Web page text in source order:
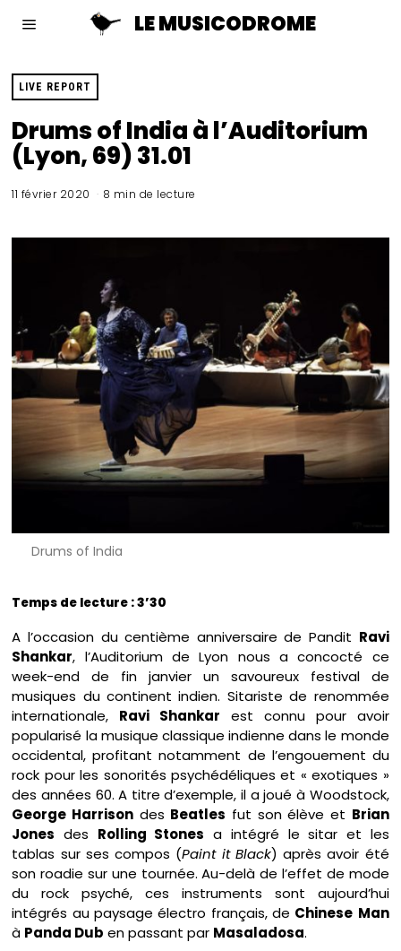
LE MUSICODROME
LIVE REPORT
Drums of India à l’Auditorium
(Lyon, 69) 31.01
11 février 2020 8 min de lecture
Drums of India
Temps de lecture : 3’30
A l’occasion du centième anniversaire de Pandit Ravi
Shankar, l’Auditorium de Lyon nous a concocté ce
week-end de fin janvier un savoureux festival de
musiques du continent indien. Sitariste de renommée
internationale, Ravi Shankar est connu pour avoir
popularisé la musique classique indienne dans le monde
occidental, profitant notamment de l’engouement du
rock pour les sonorités psychédéliques et « exotiques »
des années 60. A titre d’exemple, il a joué à Woodstock,
George Harrison des Beatles fut son élève et Brian
Jones des Rolling Stones a intégré le sitar et les
tablas sur ses compos (Paint it Black) après avoir été
son roadie sur une tournée. Au-delà de l’effet de mode
du rock psyché, ces instruments sont aujourd’hui
intégrés au paysage électro français, de Chinese Man
à Panda Dub en passant par Masaladosa.